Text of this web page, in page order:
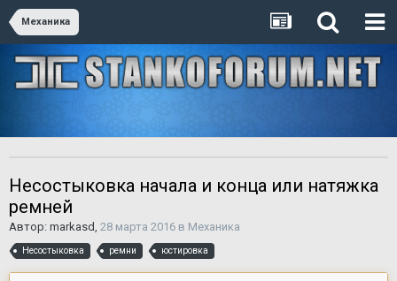
Механика
Несостыковка начала и конца или натяжка
ремней
Автор: markasd, 28 марта 2016 в Механика
Несостыковка ремни юстировка